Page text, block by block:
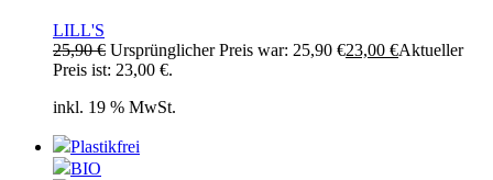
LILL'S
25,90€ Ursprünglicher Preis war: 25,90 €23,00 €Aktueller
Preis ist: 23,00 €.
inkl. 19 % MwSt.
Plastikfrei
BIO